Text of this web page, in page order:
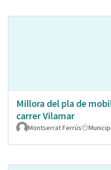
Millora del pla de
carrer Vilamar
Montserrat Ferrús Municipi